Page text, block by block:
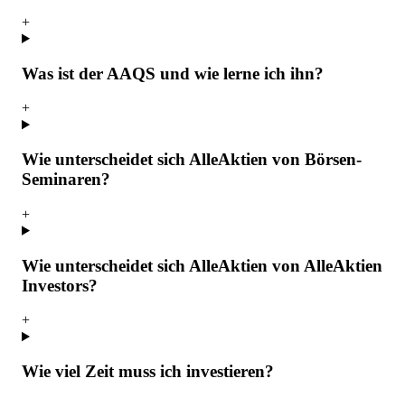
+
Was ist der AAQS und wie lerne ich ihn?
+
Wie unterscheidet sich AlleAktien von Börsen-
Seminaren?
+
Wie unterscheidet sich AlleAktien von AlleAktien
Investors?
+
Wie viel Zeit muss ich investieren?